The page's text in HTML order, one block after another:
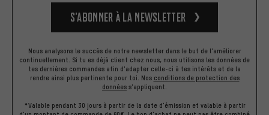
S’abonner à la newsletter
Nous analysons le succès de notre newsletter dans le but de l'améliorer
continuellement. Si tu es déjà client chez nous, nous utilisons les données de
tes dernières commandes afin d'adapter celle-ci à tes intérêts et de la
rendre ainsi plus pertinente pour toi. Nos conditions de protection des
données s'appliquent.
*Valable pendant 30 jours à partir de la date d'émission et valable à partir